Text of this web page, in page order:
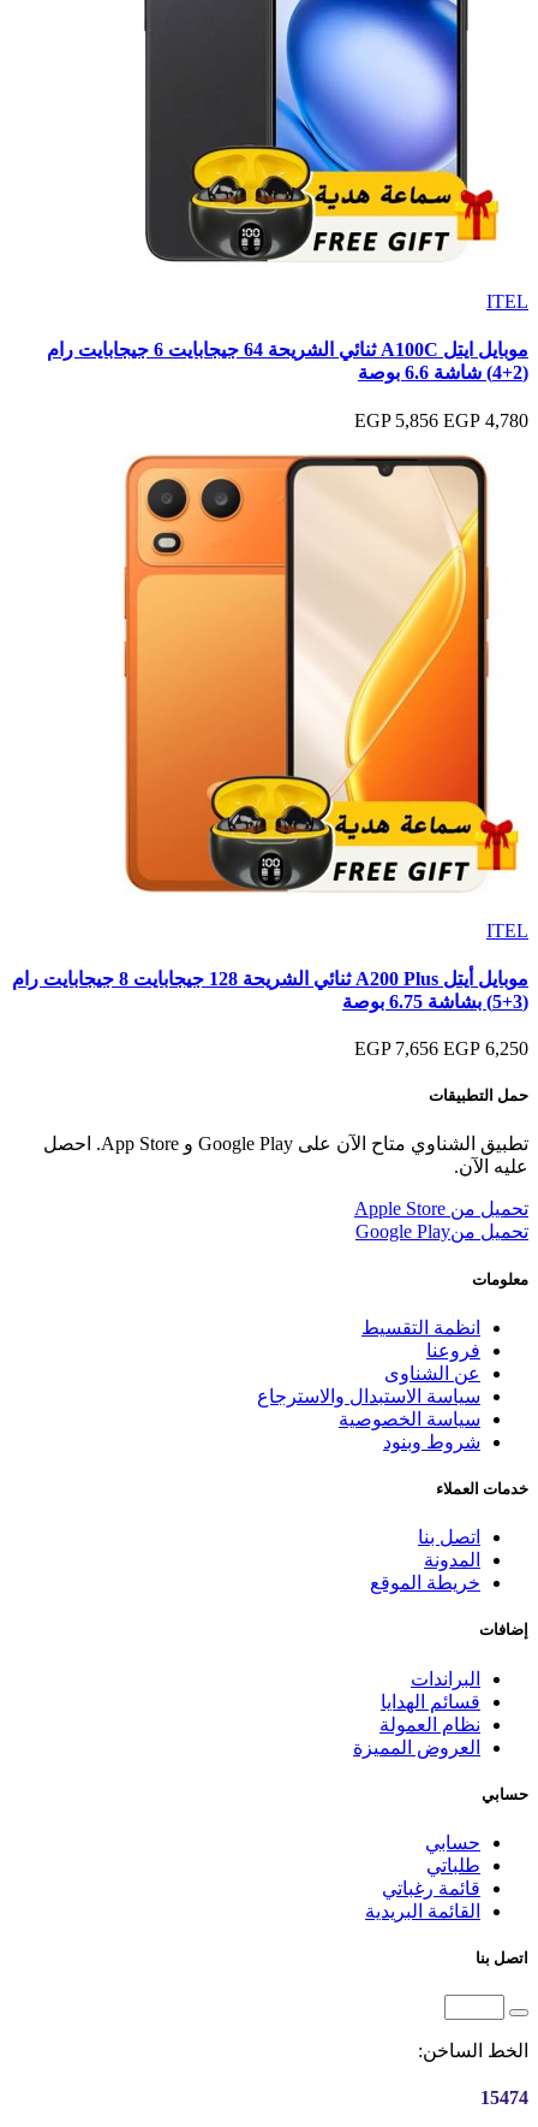
ITEL
موبايل ايتل A100C ثنائي الشريحة 64 جيجابايت 6 جيجابايت رام
(2+4) شاشة 6.6 بوصة
4,780 EGP
5,856 EGP
ITEL
موبايل أيتل A200 Plus ثنائي الشريحة 128 جيجابايت 8 جيجابايت رام
(3+5) بشاشة 6.75 بوصة
6,250 EGP
7,656 EGP
حمل التطبيقات
تطبيق الشناوي متاح الآن على Google Play و App Store. احصل
عليه الآن.
تحميل من Apple Store
تحميل منGoogle Play
معلومات
انظمة التقسيط
فروعنا
عن الشناوى
سياسة الاستبدال والاسترجاع
سياسة الخصوصية
شروط وبنود
خدمات العملاء
اتصل بنا
المدونة
خريطة الموقع
إضافات
البراندات
قسائم الهدايا
نظام العمولة
العروض المميزة
حسابي
حسابي
طلباتي
قائمة رغباتي
القائمة البريدية
اتصل بنا
الخط الساخن:
15474